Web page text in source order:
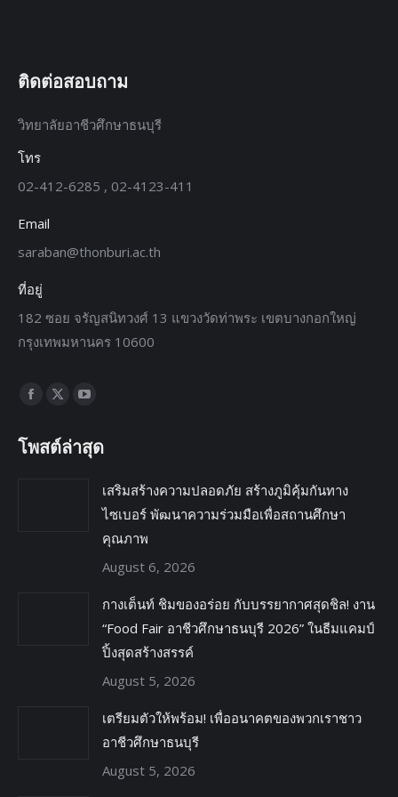
ติดต่อสอบถาม
วิทยาลัยอาชีวศึกษาธนบุรี
โทร
02-412-6285 , 02-4123-411
Email
saraban@thonburi.ac.th
ที่อยู่
182 ซอย จรัญสนิทวงศ์ 13 แขวงวัดท่าพระ เขตบางกอกใหญ่
กรุงเทพมหานคร 10600
Find us on:
โพสต์ล่าสุด
เสริมสร้างความปลอดภัย สร้างภูมิคุ้มกันทาง
ไซเบอร์ พัฒนาความร่วมมือเพื่อสถานศึกษา
คุณภาพ
August 6, 2026
กางเต็นท์ ชิมของอร่อย กับบรรยากาศสุดชิล! งาน
“Food Fair อาชีวศึกษาธนบุรี 2026” ในธีมแคมป์
ปิ้งสุดสร้างสรรค์
August 5, 2026
เตรียมตัวให้พร้อม! เพื่ออนาคตของพวกเราชาว
อาชีวศึกษาธนบุรี
August 5, 2026